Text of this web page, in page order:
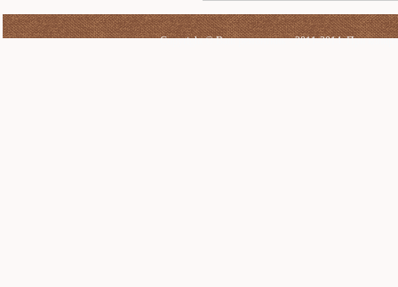
Copyright © Ваш ремонтник - 2011-2014. При